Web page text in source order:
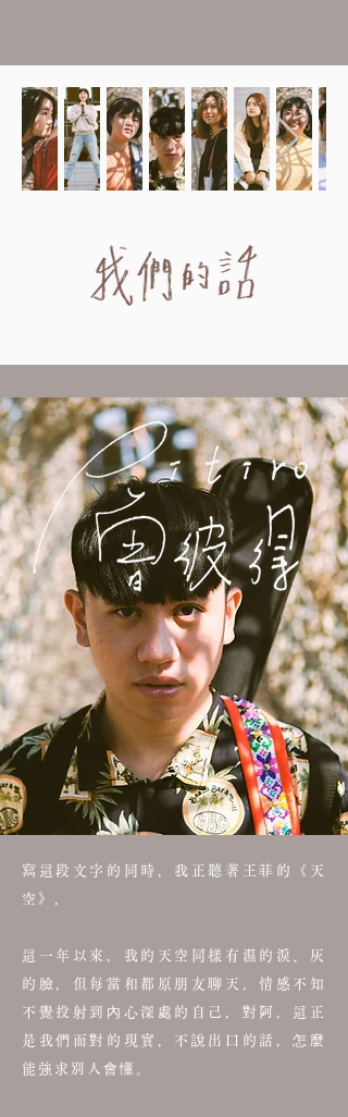
寫這段文字的同時，我正聽著王菲的《天
空》，
這一年以來，我的天空同樣有濕的淚、灰
的臉，但每當和都原朋友聊天，情感不知
不覺投射到內心深處的自己，對阿，這正
是我們面對的現實，不說出口的話，怎麼
能強求別人會懂。